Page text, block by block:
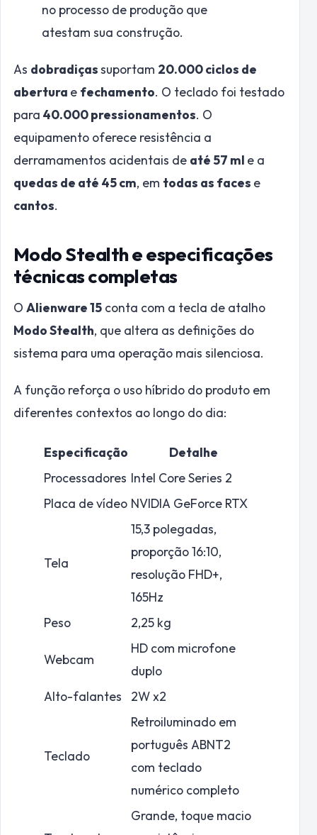
no processo de produção que
atestam sua construção.
As dobradiçassuportam 20.000 ciclos de
abertura e fechamento. O teclado foi testado
para 40.000 pressionamentos. O
equipamento oferece resistência a
derramamentos acidentais de até 57 ml e a
quedas de até 45 cm, em todas as faces e
cantos.
Modo Stealth e especificações
técnicas completas
O Alienware 15 conta com a tecla de atalho
Modo Stealth, que altera as definições do
sistema para uma operação mais silenciosa.
A função reforça o uso híbrido do produto em
diferentes contextos ao longo do dia:
Especificação
Detalhe
Processadores Intel Core Series 2
Placa de vídeo NVIDIA GeForce RTX
Tela
15,3 polegadas,
proporção 16:10,
resolução FHD+,
165Hz
Peso
2,25 kg
Webcam
HD com microfone
duplo
Alto-falantes
2W x2
Teclado
Retroiluminado em
português ABNT2
com teclado
numérico completo
Grande, toque macio